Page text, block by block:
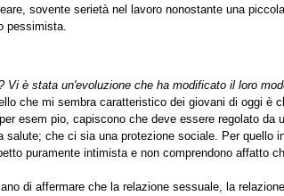
sovente serietà nel lavoro nonostante una
pessimista.
è stata un'evoluzione che ha modificato il loro
che mi sembra caratteristico dei giovani di oggi è
esem pio, capiscono che deve essere regolato da
che ci sia una protezione sociale. Per quello
puramente intimista e non comprendono affatto
di affermare che la relazione sessuale, la